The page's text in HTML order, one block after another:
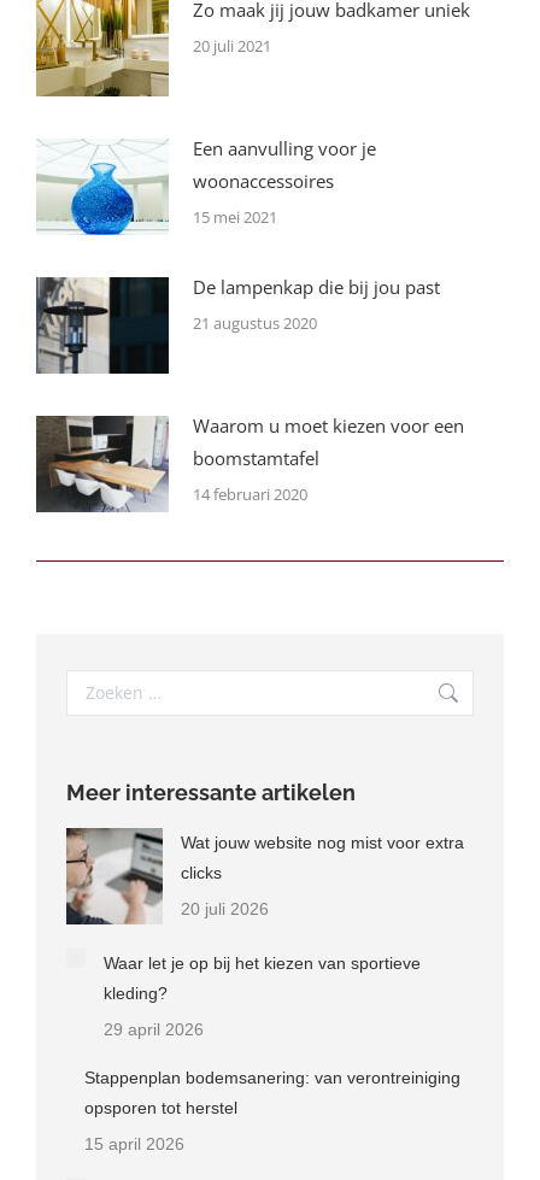
Zo maak jij jouw badkamer uniek
20 juli 2021
Een aanvulling voor je
woonaccessoires
15 mei 2021
De lampenkap die bij jou past
21 augustus 2020
Waarom u moet kiezen voor een
boomstamtafel
14 februari 2020
Search:
Meer interessante artikelen
Wat jouw website nog mist voor extra
clicks
20 juli 2026
Waar let je op bij het kiezen van sportieve
kleding?
29 april 2026
Stappenplan bodemsanering: van verontreiniging
opsporen tot herstel
15 april 2026